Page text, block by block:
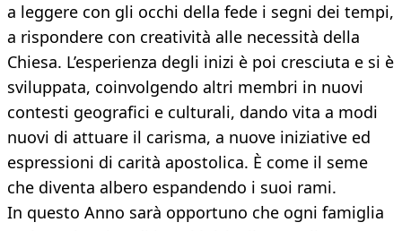
a leggere con gli occhi della fede i segni dei tempi,
a rispondere con creatività alle necessità della
Chiesa. L’esperienza degli inizi è poi cresciuta e si è
sviluppata, coinvolgendo altri membri in nuovi
contesti geografici e culturali, dando vita a modi
nuovi di attuare il carisma, a nuove iniziative ed
espressioni di carità apostolica. È come il seme
che diventa albero espandendo i suoi rami.
In questo Anno sarà opportuno che ogni famiglia